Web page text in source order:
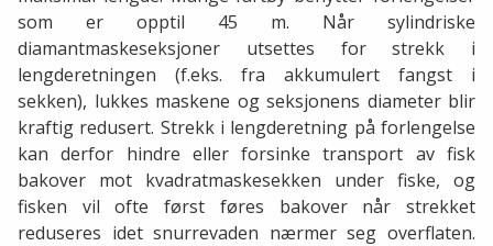
som er opptil 45 m. Når sylindriske
diamantmaskeseksjoner utsettes for strekk i
lengderetningen (f.eks. fra akkumulert fangst i
sekken), lukkes maskene og seksjonens diameter blir
kraftig redusert. Strekk i lengderetning på forlengelse
kan derfor hindre eller forsinke transport av fisk
bakover mot kvadratmaskesekken under fiske, og
fisken vil ofte først føres bakover når strekket
reduseres idet snurrevaden nærmer seg overflaten.